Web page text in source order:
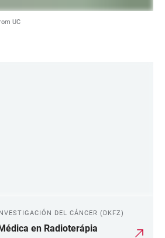
UC
DEL CÁNCER (DKFZ)
en Radioterápia